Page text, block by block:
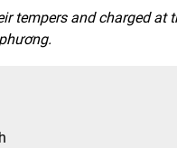
tempers and charged